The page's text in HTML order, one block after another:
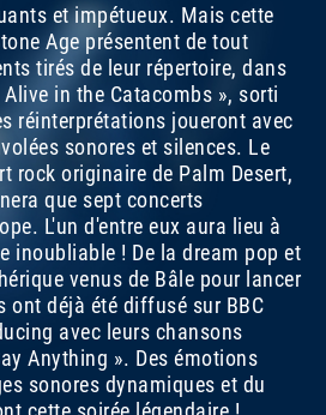
et impétueux. Mais cette
Age présentent de tout
tirés de leur répertoire, dans
Alive in the Catacombs », sorti
réinterprétations joueront avec
sonores et silences. Le
rock originaire de Palm Desert,
que sept concerts
L'un d'entre eux aura lieu à
inoubliable ! De la dream pop et
venus de Bâle pour lancer
ont déjà été diffusé sur BBC
avec leurs chansons
Anything ». Des émotions
sonores dynamiques et du